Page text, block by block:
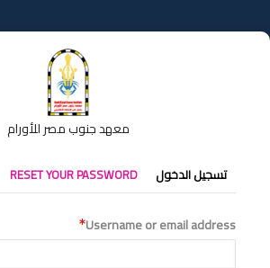
إلى
المحتوى
معهد جنوب مصر للأورام
التبويبات
الأساسية
تسجيل الدخول RESET YOUR PASSWORD
Username or email address